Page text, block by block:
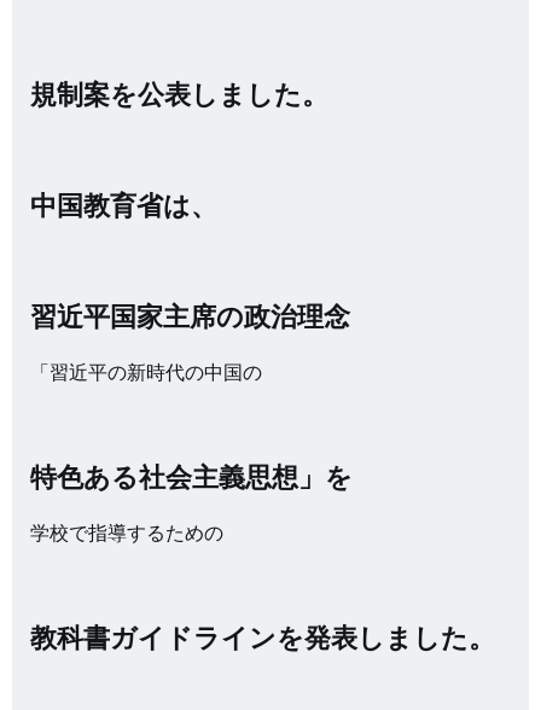
規制案を公表しました。
中国教育省は、
習近平国家主席の政治理念
「習近平の新時代の中国の
特色ある社会主義思想」を
学校で指導するための
教科書ガイドラインを発表しました。